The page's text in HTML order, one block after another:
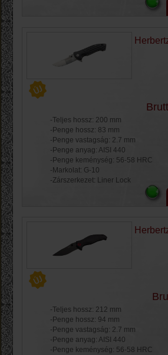
-Teljes hossz: 200 mm
-Penge hossz: 83 mm
-Penge vastagság: 2.7 mm
-Penge anyag: AISI 440
-Penge keménység: 56-58 HRC
-Markolat: G-10
-Zárszerkezet: Liner Lock
-Teljes hossz: 212 mm
-Penge hossz: 94 mm
-Penge vastagság: 2.7 mm
-Penge anyag: AISI 440
-Penge keménység: 56-58 HRC